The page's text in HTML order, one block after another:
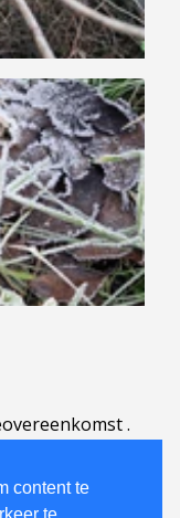
content te
.
| Português